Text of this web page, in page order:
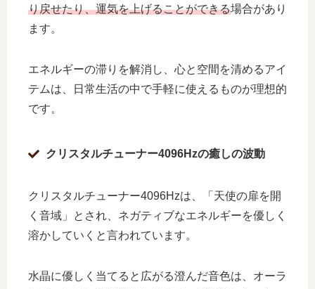
り戻せたり、運気を上げることができる場合があり
ます。
エネルギーの滞りを解消し、心と空間を清めるアイ
テムは、日常生活の中で手軽に使えるものが理想的
です。
クリスタルチューナー4096Hzの癒しの波動
クリスタルチューナー4096Hzは、「天使の扉を開
く音域」とされ、ネガティブなエネルギーを優しく
溶かしていくと言われています。
水晶に優しく当てると広がる澄んだ音色は、オーラ